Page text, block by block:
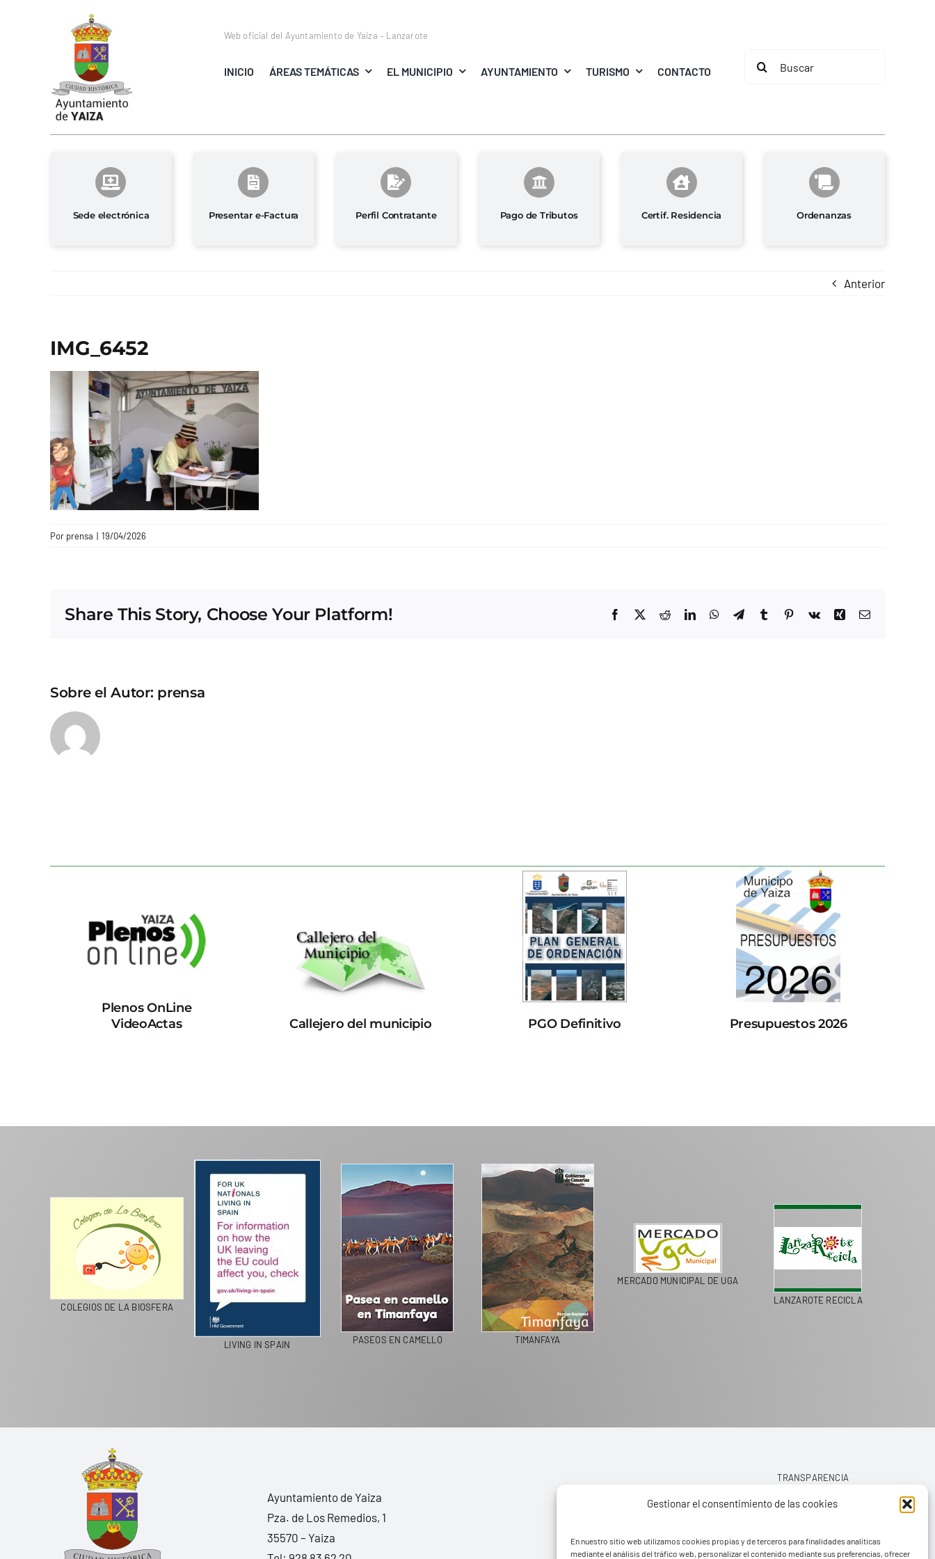
Gestionar el consentimiento de las cookies
En nuestro sitio web utilizamos cookies propias y de terceros para finalidades analíticas
mediante el análisis del tráfico web, personalizar el contenido mediante sus preferencias, ofrecer
Web oficial del Ayuntamiento de Yaiza – Lanzarote
INICIO ÁREAS TEMÁTICAS EL MUNICIPIO AYUNTAMIENTO TURISMO CONTACTO
Buscar:
Sede electrónica Presentar e-Factura Perfil Contratante Pago de Tributos Certif. Residencia Ordenanzas
Anterior
IMG_6452
Por prensa | 19/04/2026
Share This Story, Choose Your Platform! Facebook
X RedditLinkedInWhatsApp
TelegramTumblrPinterest
Vk Xing Correo
Sobre el Autor: prensa
Plenos OnLine
VideoActas
Callejero del municipio PGO Definitivo Presupuestos 2026
MERCADO MUNICIPAL DE UGA
LANZAROTE RECICLA
COLEGIOS DE LA BIOSFERA
LIVING IN SPAIN
Ayuntamiento de Yaiza
Pza. de Los Remedios, 1
35570 – Yaiza
TRANSPARENCIA
AVISO LEGAL
POLÍTICA DE PRIVACIDAD